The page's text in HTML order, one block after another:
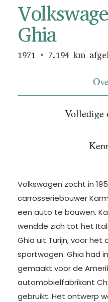
Ghia
1971 7.194 km
Volledige
Volkswagen zocht in
carrosseriebouwer
een auto te bouwen.
wendde zich tot het
Ghia uit Turijn, voor het
sportwagen. Ghia had
gemaakt voor de
automobielfabrikant
gebruikt. Het ontwerp